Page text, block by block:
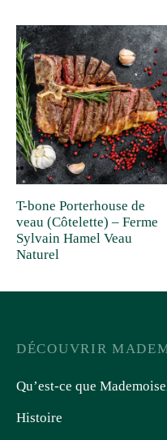
T-bone Porterhouse de
veau (Côtelette) – Ferme
Sylvain Hamel Veau
Naturel
DÉCOUVRIR
Qu’est-ce que
Histoire